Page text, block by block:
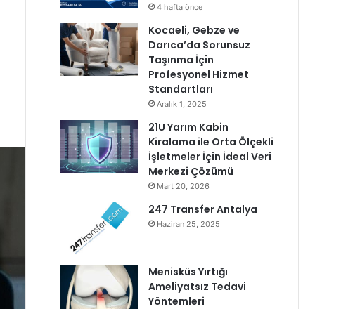
4 hafta önce
Kocaeli, Gebze ve
Darıca’da Sorunsuz
Taşınma İçin
Profesyonel Hizmet
Standartları
Aralık 1, 2025
21U Yarım Kabin
Kiralama ile Orta Ölçekli
İşletmeler İçin İdeal Veri
Merkezi Çözümü
Mart 20, 2026
247 Transfer Antalya
Haziran 25, 2025
Menisküs Yırtığı
Ameliyatsız Tedavi
Yöntemleri